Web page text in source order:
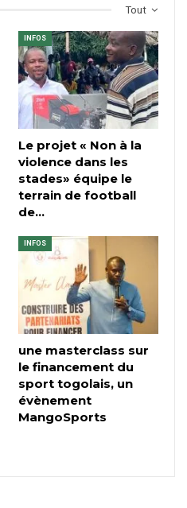
Tout
INFOS
Le projet « Non à la
violence dans les
stades» équipe le
terrain de football
de…
INFOS
une masterclass sur
le financement du
sport togolais, un
évènement
MangoSports